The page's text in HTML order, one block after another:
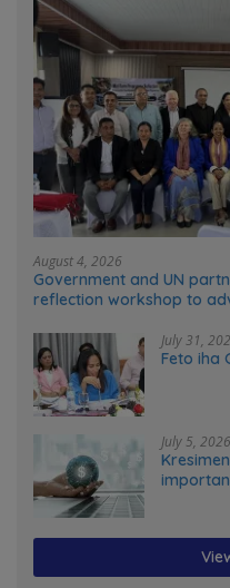
August 4, 2026
Government and UN
reflection workshop to
July 31,
Feto iha
July 5, 2026